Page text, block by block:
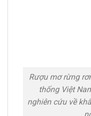
Rượu mơ rừng
thống Việt
nghiên cứu về